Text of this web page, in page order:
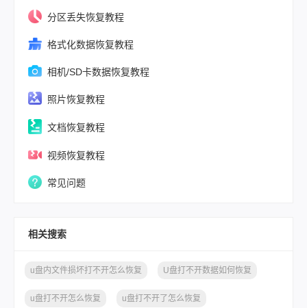
分区丢失恢复教程
格式化数据恢复教程
相机/SD卡数据恢复教程
照片恢复教程
文档恢复教程
视频恢复教程
常见问题
相关搜索
u盘内文件损坏打不开怎么恢复 U盘打不开数据如何恢复
u盘打不开怎么恢复 u盘打不开了怎么恢复